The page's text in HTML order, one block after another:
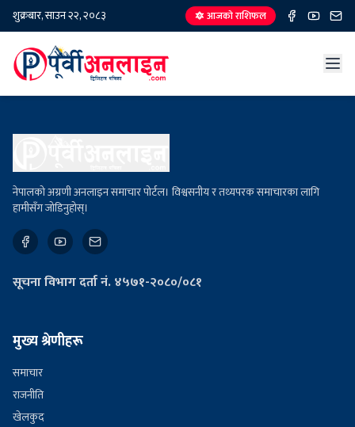
शुक्रबार, साउन २२, २०८३ 🔯 आजको राशिफल
नेपालको अग्रणी अनलाइन समाचार पोर्टल। विश्वसनीय र तथ्यपरक समाचारका लागि
हामीसँग जोडिनुहोस्।
सूचना विभाग दर्ता नं. ४५७१-२०८०/०८१
मुख्य श्रेणीहरू
समाचार
राजनीति
खेलकुद